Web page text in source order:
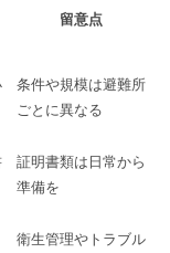
留意点
条件や規模は避難所
ごとに異なる
証明書類は日常から
準備を
衛生管理やトラブル